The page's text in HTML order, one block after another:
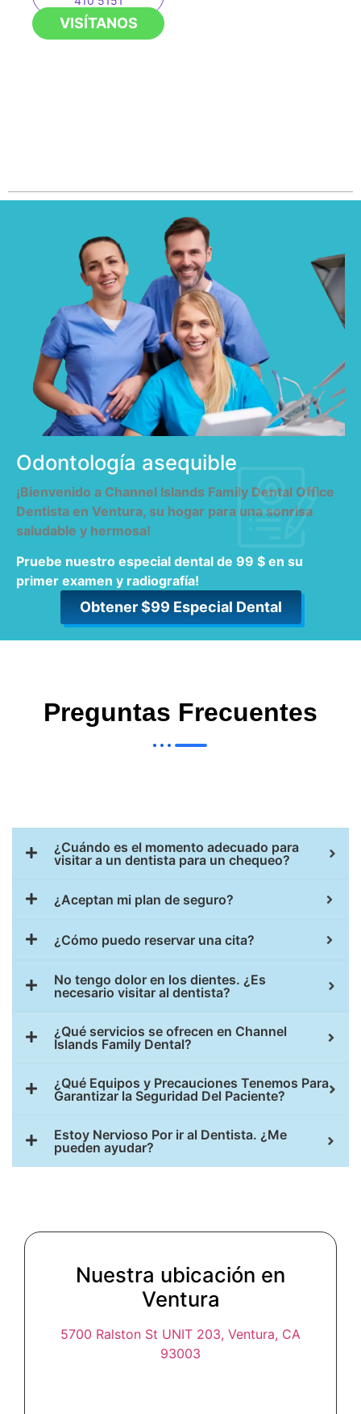
VISÍTANOS
Odontología asequible
¡Bienvenido a Channel Islands Family Dental Office
Dentista en Ventura, su hogar para una sonrisa
saludable y hermosa!
Pruebe nuestro especial dental de 99 $ en su
primer examen y radiografía!
Obtener $99 Especial Dental
Preguntas Frecuentes
¿Cuándo es el momento adecuado para
visitar a un dentista para un chequeo?
¿Aceptan mi plan de seguro?
¿Cómo puedo reservar una cita?
No tengo dolor en los dientes. ¿Es
necesario visitar al dentista?
¿Qué servicios se ofrecen en Channel
Islands Family Dental?
¿Qué Equipos y Precauciones Tenemos Para
Garantizar la Seguridad Del Paciente?
Estoy Nervioso Por ir al Dentista. ¿Me
pueden ayudar?
Nuestra ubicación en
Ventura
5700 Ralston St UNIT 203, Ventura, CA
93003